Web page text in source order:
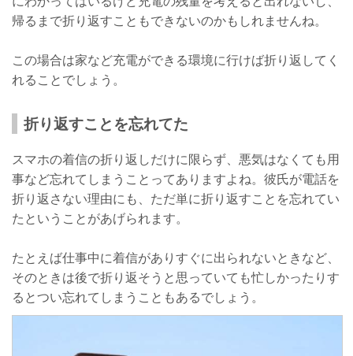
帰るまで折り返すこともできないのかもしれませんね。
この場合は家など充電ができる環境に行けば折り返してく
れることでしょう。
折り返すことを忘れてた
スマホの着信の折り返しだけに限らず、悪気はなくても用
事など忘れてしまうことってありますよね。彼氏が電話を
折り返さない理由にも、ただ単に折り返すことを忘れてい
たということがあげられます。
たとえば仕事中に着信がありすぐに出られないときなど、
そのときは後で折り返そうと思っていても忙しかったりす
るとつい忘れてしまうこともあるでしょう。